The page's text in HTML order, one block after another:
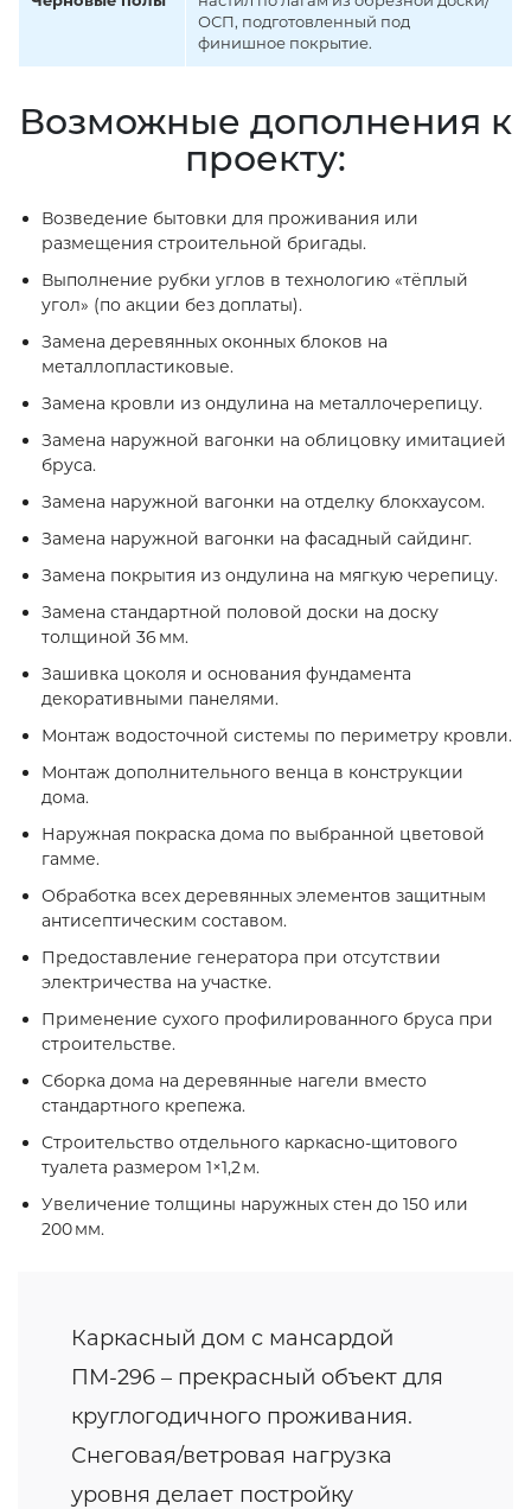
ОСП, подготовленный под
финишное покрытие.
Возможные дополнения к
проекту:
Возведение бытовки для проживания или
размещения строительной бригады.
Выполнение рубки углов в технологию «тёплый
угол» (по акции без доплаты).
Замена деревянных оконных блоков на
металлопластиковые.
Замена кровли из ондулина на металлочерепицу.
Замена наружной вагонки на облицовку имитацией
бруса.
Замена наружной вагонки на отделку блокхаусом.
Замена наружной вагонки на фасадный сайдинг.
Замена покрытия из ондулина на мягкую черепицу.
Замена стандартной половой доски на доску
толщиной 36 мм.
Зашивка цоколя и основания фундамента
декоративными панелями.
Монтаж водосточной системы по периметру кровли.
Монтаж дополнительного венца в конструкции
дома.
Наружная покраска дома по выбранной цветовой
гамме.
Обработка всех деревянных элементов защитным
антисептическим составом.
Предоставление генератора при отсутствии
электричества на участке.
Применение сухого профилированного бруса при
строительстве.
Сборка дома на деревянные нагели вместо
стандартного крепежа.
Строительство отдельного каркасно‑щитового
туалета размером 1×1,2 м.
Увеличение толщины наружных стен до 150 или
200 мм.
Каркасный дом с мансардой
ПМ-296 – прекрасный объект для
круглогодичного проживания.
Снеговая/ветровая нагрузка
уровня делает постройку